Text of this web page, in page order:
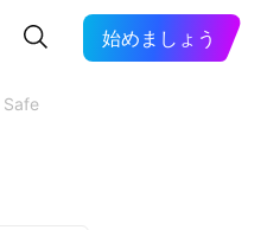
始めましょう
Safe